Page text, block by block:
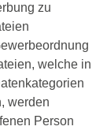
zu
welche in
werden
Person